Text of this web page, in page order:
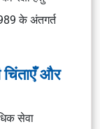
के अंतगर्त
और
सेवा